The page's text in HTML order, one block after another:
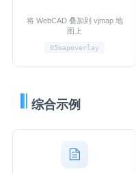
将 WebCAD 叠加到 vjmap 地
图上
05mapoverlay
综合示例